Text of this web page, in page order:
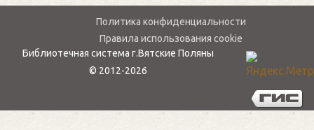
Политика конфиденциальности
Правила использования cookie
Библиотечная система г.Вятские Поляны
© 2012-2026